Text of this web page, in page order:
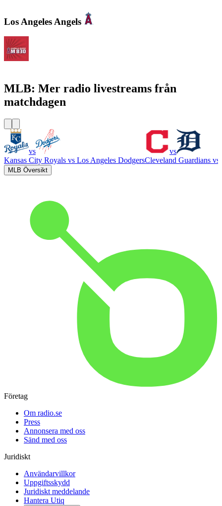
Los Angeles Angels
MLB: Mer radio livestreams från
matchdagen
vs
Kansas City Royals vs Los Angeles Dodgers
vs
Cleveland Guardians vs
MLB Översikt
Företag
Om radio.se
Press
Annonsera med oss
Sänd med oss
Juridiskt
Användarvillkor
Uppgiftsskydd
Juridiskt meddelande
Hantera Utiq